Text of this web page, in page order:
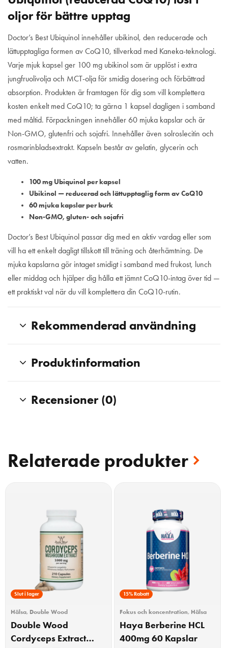
oljor för bättre upptag
Doctor’s Best Ubiquinol innehåller ubikinol, den reducerade och
lättupptagliga formen av CoQ10, tillverkad med Kaneka-teknologi.
Varje mjuk kapsel ger 100 mg ubikinol som är upplöst i extra
jungfruolivolja och MCT-olja för smidig dosering och förbättrad
absorption. Produkten är framtagen för dig som vill komplettera
kosten enkelt med CoQ10; ta gärna 1 kapsel dagligen i samband
med måltid. Förpackningen innehåller 60 mjuka kapslar och är
Non-GMO, glutenfri och sojafri. Innehåller även solroslecitin och
rosmarinbladsextrakt. Kapseln består av gelatin, glycerin och
vatten.
100 mg Ubiquinol per kapsel
Ubikinol — reducerad och lättupptaglig form av CoQ10
60 mjuka kapslar per burk
Non-GMO, gluten- och sojafri
Doctor’s Best Ubiquinol passar dig med en aktiv vardag eller som
vill ha ett enkelt dagligt tillskott till träning och återhämtning. De
mjuka kapslarna gör intaget smidigt i samband med frukost, lunch
eller middag och hjälper dig hålla ett jämnt CoQ10-intag över tid —
ett praktiskt val när du vill komplettera din CoQ10-rutin.
Rekommenderad användning
Produktinformation
Recensioner (0)
Relaterade produkter
Slut i lager
Hälsa, Double Wood
Double Wood
Cordyceps Extract
15% Rabatt
Fokus och koncentration, Hälsa
Haya Berberine HCL
400mg 60 Kapslar